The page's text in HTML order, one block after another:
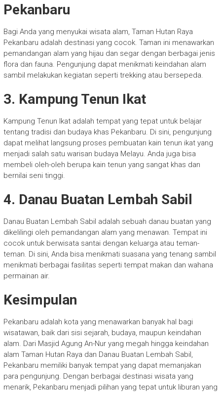
Pekanbaru
Bagi Anda yang menyukai wisata alam, Taman Hutan Raya
Pekanbaru adalah destinasi yang cocok. Taman ini menawarkan
pemandangan alam yang hijau dan segar dengan berbagai jenis
flora dan fauna. Pengunjung dapat menikmati keindahan alam
sambil melakukan kegiatan seperti trekking atau bersepeda.
3. Kampung Tenun Ikat
Kampung Tenun Ikat adalah tempat yang tepat untuk belajar
tentang tradisi dan budaya khas Pekanbaru. Di sini, pengunjung
dapat melihat langsung proses pembuatan kain tenun ikat yang
menjadi salah satu warisan budaya Melayu. Anda juga bisa
membeli oleh-oleh berupa kain tenun yang sangat khas dan
bernilai seni tinggi.
4. Danau Buatan Lembah Sabil
Danau Buatan Lembah Sabil adalah sebuah danau buatan yang
dikelilingi oleh pemandangan alam yang menawan. Tempat ini
cocok untuk berwisata santai dengan keluarga atau teman-
teman. Di sini, Anda bisa menikmati suasana yang tenang sambil
menikmati berbagai fasilitas seperti tempat makan dan wahana
permainan air.
Kesimpulan
Pekanbaru adalah kota yang menawarkan banyak hal bagi
wisatawan, baik dari sisi sejarah, budaya, maupun keindahan
alam. Dari Masjid Agung An-Nur yang megah hingga keindahan
alam Taman Hutan Raya dan Danau Buatan Lembah Sabil,
Pekanbaru memiliki banyak tempat yang dapat memanjakan
para pengunjung. Dengan berbagai destinasi wisata yang
menarik, Pekanbaru menjadi pilihan yang tepat untuk liburan yang